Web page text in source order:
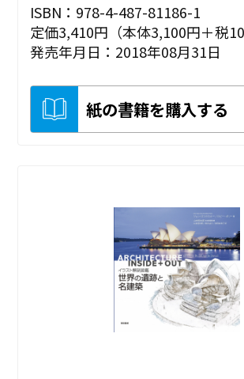
ISBN：978-4-487-81186-1
定価3,410円（本体3,100円＋税
発売年月日：2018年08月31日
紙の書籍を購入する